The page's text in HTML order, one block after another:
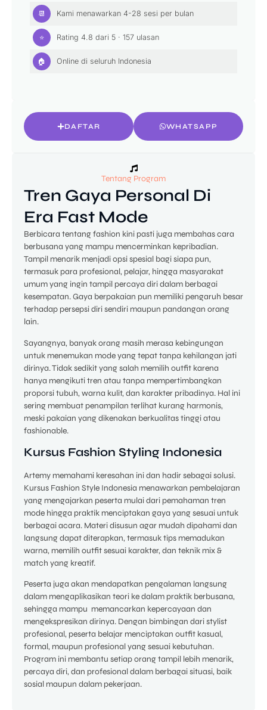
📆 Kami menawarkan 4-28 sesi per bulan
⭐ Rating 4.8 dari 5 · 157 ulasan
🏠 Online di seluruh Indonesia
DAFTAR WHATSAPP
Tentang Program
Tren Gaya Personal Di
Era Fast Mode
Berbicara tentang fashion kini pasti juga membahas cara
berbusana yang mampu mencerminkan kepribadian.
Tampil menarik menjadi opsi spesial bagi siapa pun,
termasuk para profesional, pelajar, hingga masyarakat
umum yang ingin tampil percaya diri dalam berbagai
kesempatan. Gaya berpakaian pun memiliki pengaruh besar
terhadap persepsi diri sendiri maupun pandangan orang
lain.
Sayangnya, banyak orang masih merasa kebingungan
untuk menemukan mode yang tepat tanpa kehilangan jati
dirinya. Tidak sedikit yang salah memilih outfit karena
hanya mengikuti tren atau tanpa mempertimbangkan
proporsi tubuh, warna kulit, dan karakter pribadinya. Hal ini
sering membuat penampilan terlihat kurang harmonis,
meski pakaian yang dikenakan berkualitas tinggi atau
fashionable.
Kursus Fashion Styling Indonesia
Artemy memahami keresahan ini dan hadir sebagai solusi.
Kursus Fashion Style Indonesia menawarkan pembelajaran
yang mengajarkan peserta mulai dari pemahaman tren
mode hingga praktik menciptakan gaya yang sesuai untuk
berbagai acara. Materi disusun agar mudah dipahami dan
langsung dapat diterapkan, termasuk tips memadukan
warna, memilih outfit sesuai karakter, dan teknik mix &
match yang kreatif.
Peserta juga akan mendapatkan pengalaman langsung
dalam mengaplikasikan teori ke dalam praktik berbusana,
sehingga mampu memancarkan kepercayaan dan
mengekspresikan dirinya. Dengan bimbingan dari stylist
profesional, peserta belajar menciptakan outfit kasual,
formal, maupun profesional yang sesuai kebutuhan.
Program ini membantu setiap orang tampil lebih menarik,
percaya diri, dan profesional dalam berbagai situasi, baik
sosial maupun dalam pekerjaan.